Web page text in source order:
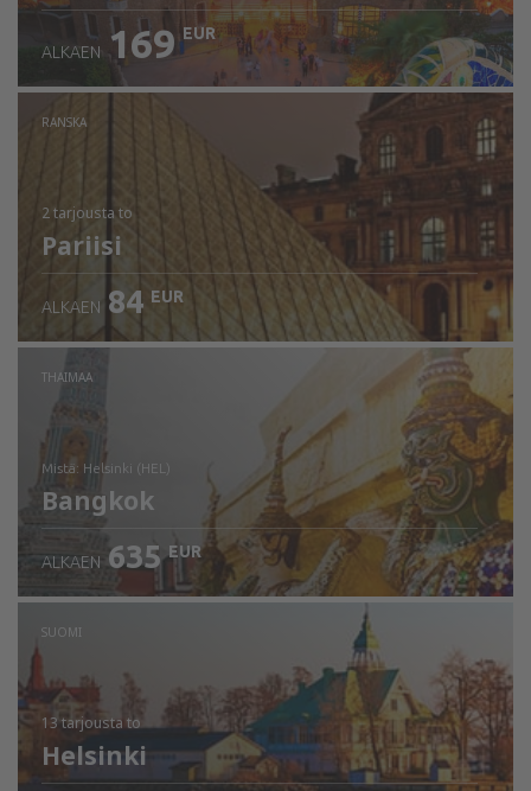
Tarkista tiedot
ALKAEN 169 EUR
RANSKA
2 tarjousta to
Pariisi
ALKAEN 84 EUR
THAIMAA
mistä: Helsinki (HEL)
Bangkok
Tarkista tiedot
ALKAEN 635 EUR
SUOMI
13 tarjousta to
Helsinki